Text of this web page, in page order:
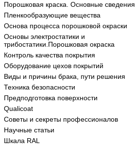
Порошковая краска. Основные сведения
Пленкообразующие вещества
Основа процесса порошковой окраски
Основы электростатики и
трибостатики.Порошковая окраска
Контроль качества покрытия
Оборудование цехов покрытий
Виды и причины брака, пути решения
Техника безопасности
Предподготовка поверхности
Qualicoat
Советы и секреты профессионалов
Научные статьи
Шкала RAL